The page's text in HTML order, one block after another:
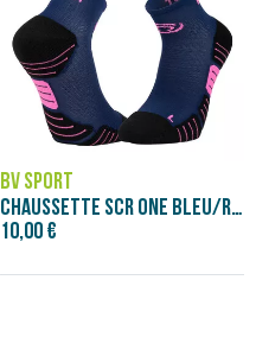
BV SPORT
CHAUSSETTE SCR ONE BLEU/ROSE
10,00 €